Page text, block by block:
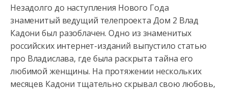
Незадолго до наступления Нового Года
знаменитый ведущий телепроекта Дом 2 Влад
Кадони был разоблачен. Одно из знаменитых
российских интернет-изданий выпустило статью
про Владислава, где была раскрыта тайна его
любимой женщины. На протяжении нескольких
месяцев Кадони тщательно скрывал свою любовь,